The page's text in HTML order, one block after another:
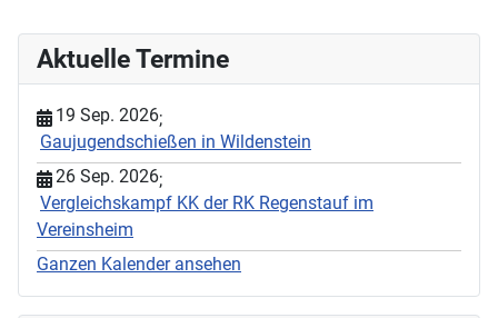
Aktuelle Termine
19 Sep. 2026;
Gaujugendschießen in Wildenstein
26 Sep. 2026;
Vergleichskampf KK der RK Regenstauf im
Vereinsheim
Ganzen Kalender ansehen